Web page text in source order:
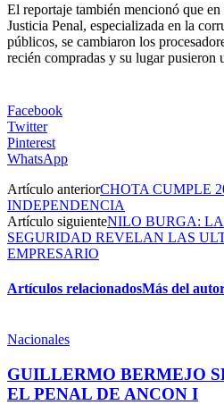
El reportaje también mencionó que
Justicia Penal, especializada en la
públicos, se cambiaron los
recién compradas y su lugar pusieron
Facebook
Twitter
Pinterest
WhatsApp
Artículo anteriorCHOTA CUMPLE
INDEPENDENCIA
Artículo siguienteNILO BURGA:
SEGURIDAD REVELAN LAS
EMPRESARIO
Artículos relacionadosMás del
Nacionales
GUILLERMO BERMEJO
EL PENAL DE ANCON I